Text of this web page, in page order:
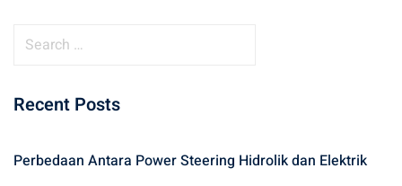
r
h
Recent Posts
Perbedaan Antara Power Steering Hidrolik dan Elektrik